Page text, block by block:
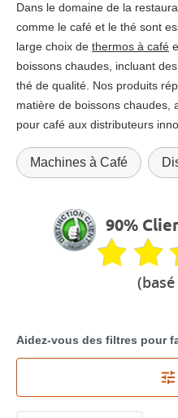
Dans le domaine de la
comme le café et le thé sont
large choix de thermos à café
boissons chaudes, incluant
thé de qualité. Nos produits
matière de boissons chaudes,
pour café aux distributeurs
Machines à Café
90%
Aidez-vous des filtres pour